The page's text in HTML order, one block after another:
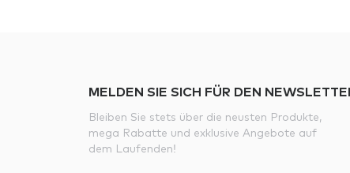
MELDEN SIE SICH FÜR DEN
Bleiben Sie stets über die neusten Produkte,
mega Rabatte und exklusive Angebote auf
dem Laufenden!